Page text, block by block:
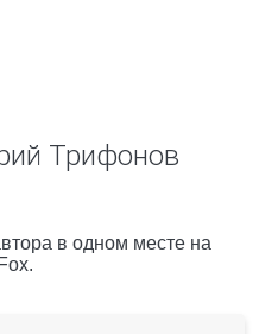
Трифонов
в одном месте на